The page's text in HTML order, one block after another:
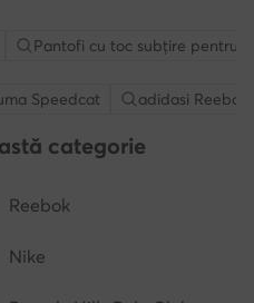
Pantofi cu toc subțire pentru
Speedcat adidasi Reebok
categorie
Reebok
Nike